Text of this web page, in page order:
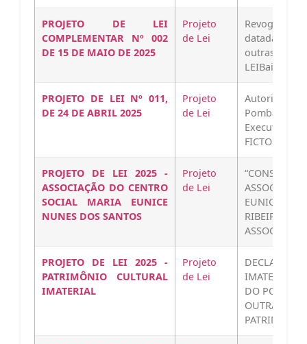
PROJETO DE LEI
COMPLEMENTAR Nº 002
DE 15 DE MAIO DE 2025
Projeto
de Lei
Revoga a
datada em
LEIBaixar
PROJETO DE LEI Nº 011,
DE 24 DE ABRIL 2025
Projeto
de Lei
Autoriza o
Pombal,
Executivo, a
FICTOR
PROJETO DE LEI 2025 -
ASSOCIAÇÃO DO CENTRO
SOCIAL MARIA EUNICE
NUNES DOS SANTOS
Projeto
de Lei
EUNICE
PROJETO DE LEI 2025 -
PATRIMÔNIO CULTURAL
IMATERIAL
Projeto
de Lei
DECLARA
IMATERIAL
DO